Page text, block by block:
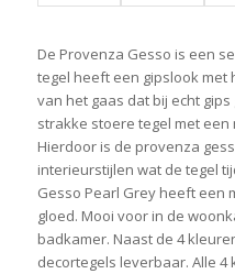
De Provenza Gesso is een
tegel heeft een gipslook
van het gaas dat bij echt
strakke stoere tegel met
Hierdoor is de provenza
interieurstijlen wat de tegel
Gesso Pearl Grey heeft een
gloed. Mooi voor in de
badkamer. Naast de 4
decortegels leverbaar. Alle 4